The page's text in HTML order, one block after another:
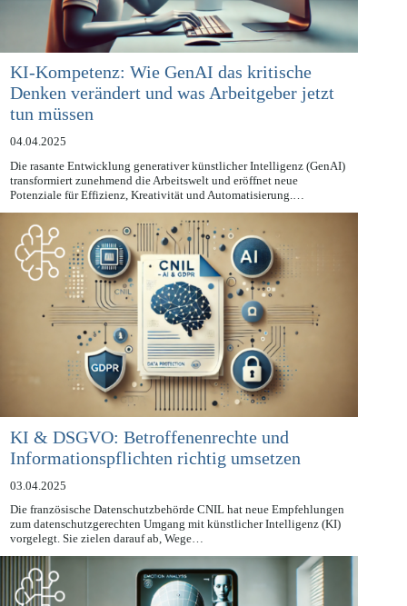
KI-Kompetenz: Wie GenAI das kritische
Denken verändert und was Arbeitgeber jetzt
tun müssen
04.04.2025
Die rasante Entwicklung generativer künstlicher Intelligenz (GenAI)
transformiert zunehmend die Arbeitswelt und eröffnet neue
Potenziale für Effizienz, Kreativität und Automatisierung.…
KI & DSGVO: Betroffenenrechte und
Informationspflichten richtig umsetzen
03.04.2025
Die französische Datenschutzbehörde CNIL hat neue Empfehlungen
zum datenschutzgerechten Umgang mit künstlicher Intelligenz (KI)
vorgelegt. Sie zielen darauf ab, Wege…